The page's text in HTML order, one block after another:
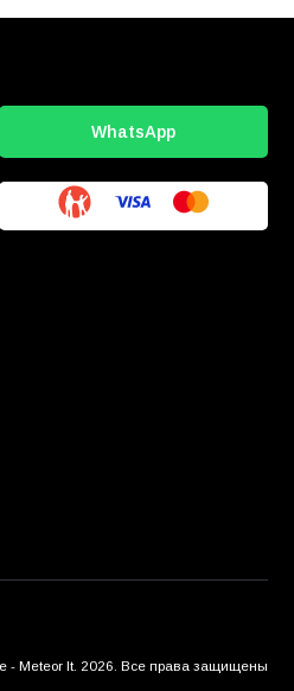
WhatsApp
- Meteor It. 2026. Все права защищены